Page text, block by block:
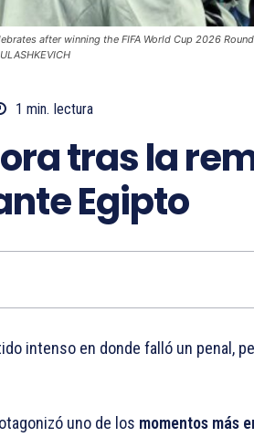
after winning the FIFA World Cup 2026
1 min. lectura
tras la
Egipto
intenso en donde falló un penal,
uno de los momentos más